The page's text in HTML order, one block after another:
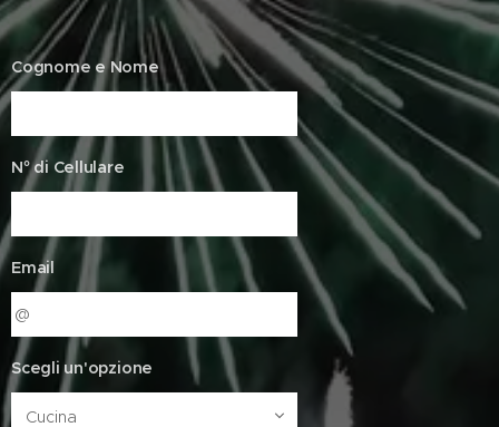
Cognome e Nome
N° di Cellulare
Email
Scegli un'opzione